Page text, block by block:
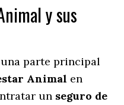
y sus
parte principal
Animal en
un seguro de